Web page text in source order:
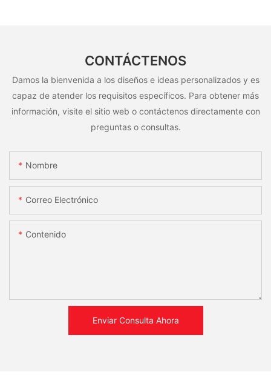
CONTÁCTENOS
Damos la bienvenida a los diseños e ideas personalizados y es
capaz de atender los requisitos específicos. Para obtener más
información, visite el sitio web o contáctenos directamente con
preguntas o consultas.
Nombre
Correo Electrónico
Contenido
Enviar Consulta Ahora